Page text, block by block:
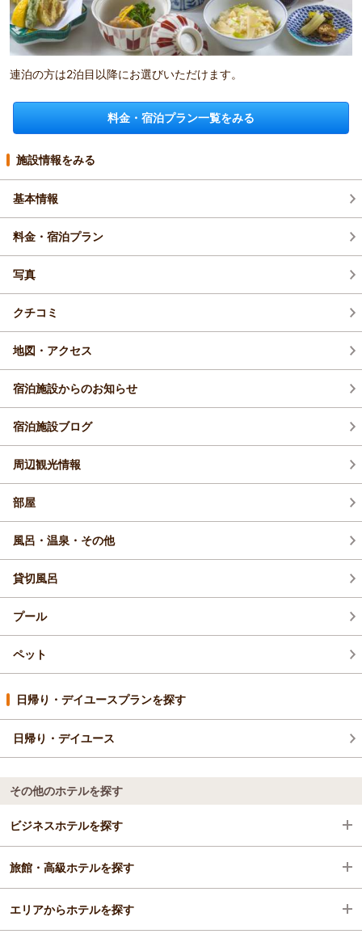
連泊の方は2泊目以降にお選びいただけます。
料金・宿泊プラン一覧をみる
施設情報をみる
基本情報
料金・宿泊プラン
写真
クチコミ
地図・アクセス
宿泊施設からのお知らせ
宿泊施設ブログ
周辺観光情報
部屋
風呂・温泉・その他
貸切風呂
プール
ペット
日帰り・デイユースプランを探す
日帰り・デイユース
その他のホテルを探す
ビジネスホテルを探す
鹿児島県
霧島
旅館・高級ホテルを探す
鹿児島県
エリアからホテルを探す